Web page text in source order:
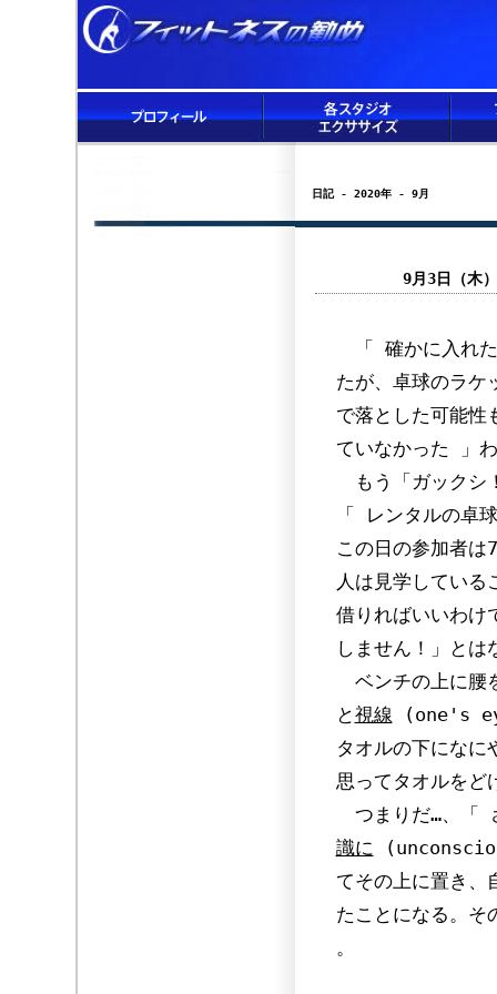
日記 - 2020年 - 9月
9月3日（木
「 確かに入れた
たが、卓球のラケ
で落とした可能
ていなかった 」
もう「ガックシ
「 レンタルの卓
この日の参加者は
人は見学してい
借りればいいわけ
しません！」とは
ベンチの上に腰
と視線 (one's
タオルの下にな
思ってタオルをど
つまりだ…、「
識に
てその上に置き、
たことになる。そ
。